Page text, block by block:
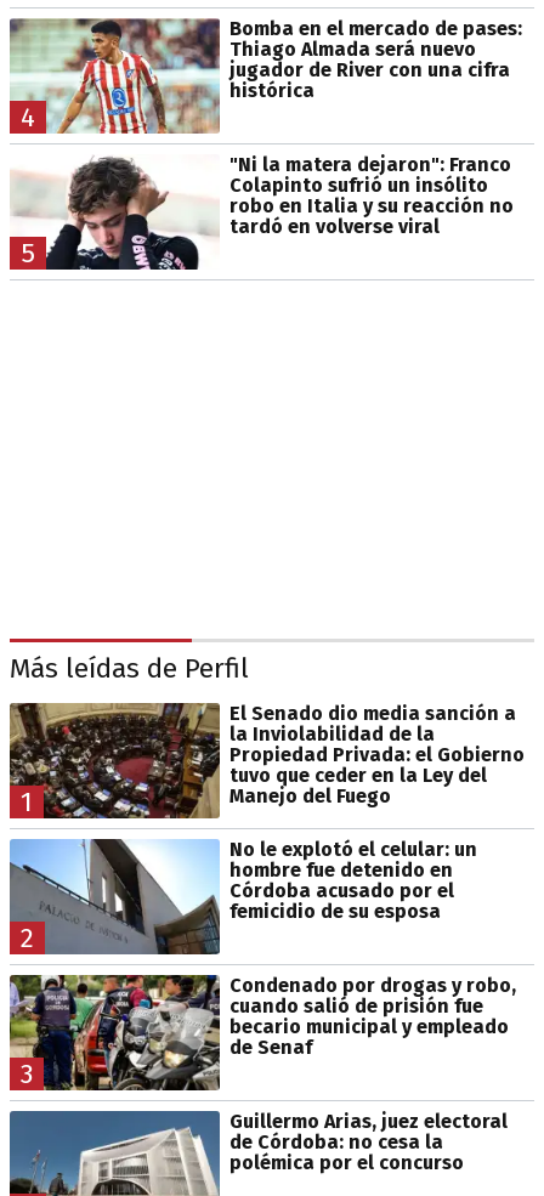
4
Bomba en el mercado de pases:
Thiago Almada será nuevo
jugador de River con una cifra
histórica
5
"Ni la matera dejaron": Franco
Colapinto sufrió un insólito
robo en Italia y su reacción no
tardó en volverse viral
Más leídas de Perfil
1
El Senado dio media sanción a
la Inviolabilidad de la
Propiedad Privada: el Gobierno
tuvo que ceder en la Ley del
Manejo del Fuego
2
No le explotó el celular: un
hombre fue detenido en
Córdoba acusado por el
femicidio de su esposa
3
Condenado por drogas y robo,
cuando salió de prisión fue
becario municipal y empleado
de Senaf
Guillermo Arias, juez electoral
de Córdoba: no cesa la
polémica por el concurso